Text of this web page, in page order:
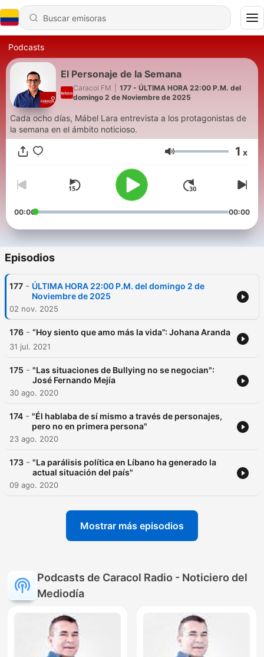
Podcasts
El Personaje de la Semana
Caracol FM
177 - ÚLTIMA HORA 22:00 P.M. del
domingo 2 de Noviembre de 2025
Cada ocho días, Mábel Lara entrevista a los protagonistas de
la semana en el ámbito noticioso.
Volumen 1 x
00:00 00:00
Episodios
177 - ÚLTIMA HORA 22:00 P.M. del domingo 2 de
Noviembre de 2025
02 nov. 2025
176 - “Hoy siento que amo más la vida”: Johana Aranda
31 jul. 2021
175 - "Las situaciones de Bullying no se negocian":
José Fernando Mejía
30 ago. 2020
174 - "Él hablaba de sí mismo a través de personajes,
pero no en primera persona"
23 ago. 2020
173 - "La parálisis política en Líbano ha generado la
actual situación del país"
09 ago. 2020
Mostrar más episodios
Podcasts de Caracol Radio - Noticiero del
Mediodía